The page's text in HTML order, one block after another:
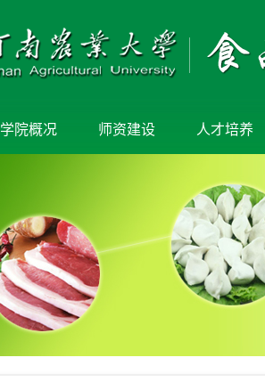
学院概况 师资建设 人才培养